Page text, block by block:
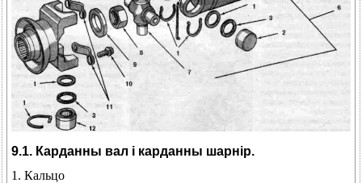
9.1. Карданны вал і карданны шарнір.
1. Кальцо